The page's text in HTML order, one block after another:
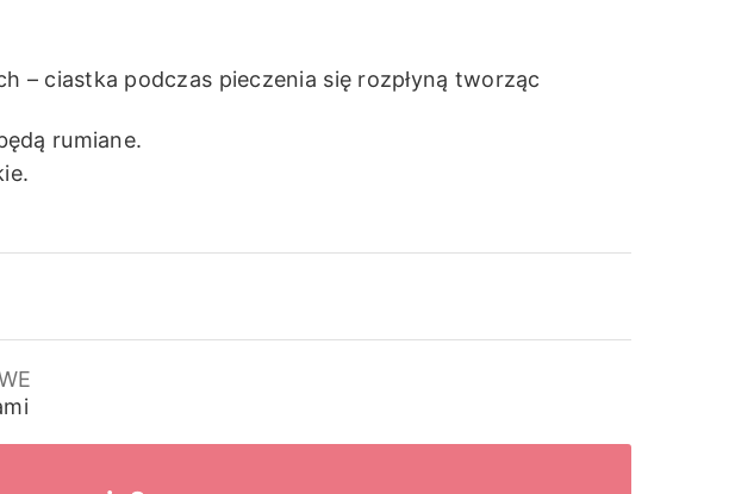
– ciastka podczas pieczenia się rozpłyną tworząc
rumiane.